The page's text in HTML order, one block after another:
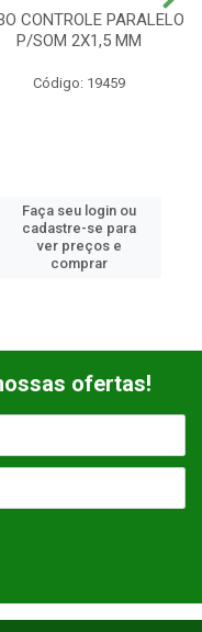
CONTROLE PARALELO
P/SOM 2X1,5 MM
Código: 19459
Faça seu login ou
cadastre-se para
ver preços e
comprar
ofertas!